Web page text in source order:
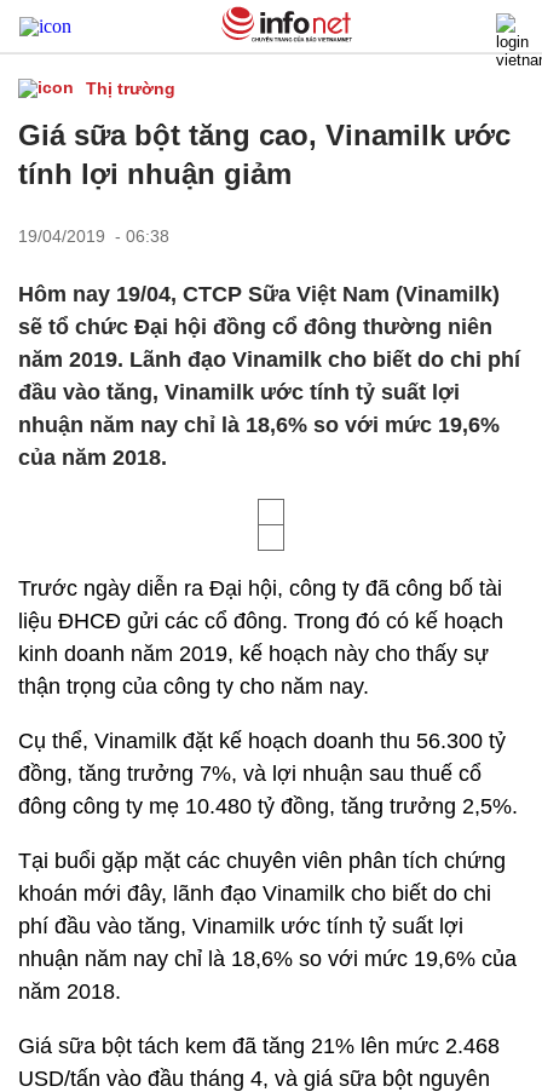
Thị trường
Giá sữa bột tăng cao, Vinamilk ước
tính lợi nhuận giảm
19/04/2019 - 06:38
Hôm nay 19/04, CTCP Sữa Việt Nam (Vinamilk)
sẽ tổ chức Đại hội đồng cổ đông thường niên
năm 2019. Lãnh đạo Vinamilk cho biết do chi phí
đầu vào tăng, Vinamilk ước tính tỷ suất lợi
nhuận năm nay chỉ là 18,6% so với mức 19,6%
của năm 2018.
Trước ngày diễn ra Đại hội, công ty đã công bố tài
liệu ĐHCĐ gửi các cổ đông. Trong đó có kế hoạch
kinh doanh năm 2019, kế hoạch này cho thấy sự
thận trọng của công ty cho năm nay.
Cụ thể, Vinamilk đặt kế hoạch doanh thu 56.300 tỷ
đồng, tăng trưởng 7%, và lợi nhuận sau thuế cổ
đông công ty mẹ 10.480 tỷ đồng, tăng trưởng 2,5%.
Tại buổi gặp mặt các chuyên viên phân tích chứng
khoán mới đây, lãnh đạo Vinamilk cho biết do chi
phí đầu vào tăng, Vinamilk ước tính tỷ suất lợi
nhuận năm nay chỉ là 18,6% so với mức 19,6% của
năm 2018.
Giá sữa bột tách kem đã tăng 21% lên mức 2.468
USD/tấn vào đầu tháng 4, và giá sữa bột nguyên